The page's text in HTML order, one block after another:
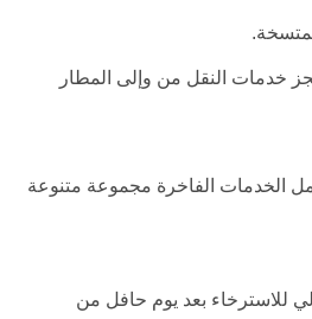
خدمات النقل من وإلى المطار
الخدمات الفاخرة مجموعة متنوعة
للاسترخاء بعد يوم حافل من